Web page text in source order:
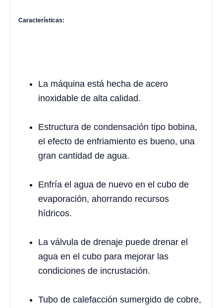
Características:
La máquina está hecha de acero
inoxidable de alta calidad.
Estructura de condensación tipo bobina,
el efecto de enfriamiento es bueno, una
gran cantidad de agua.
Enfría el agua de nuevo en el cubo de
evaporación, ahorrando recursos
hídricos.
La válvula de drenaje puede drenar el
agua en el cubo para mejorar las
condiciones de incrustación.
Tubo de calefacción sumergido de cobre,